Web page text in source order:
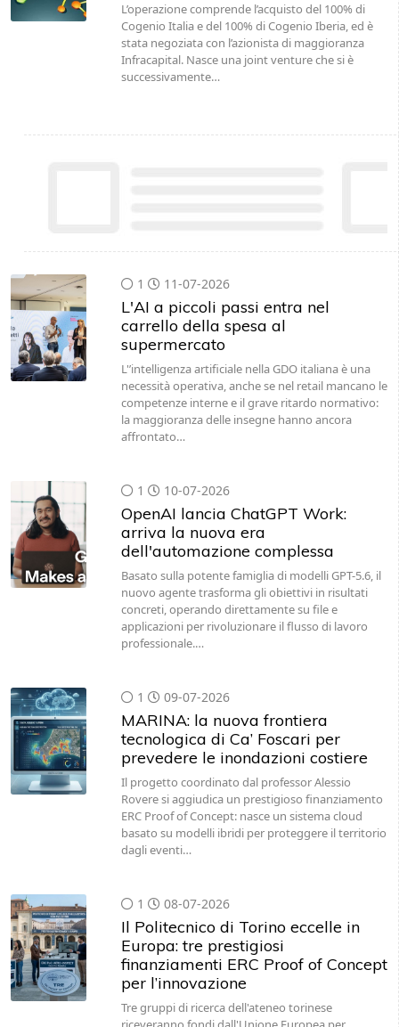
L’operazione comprende l’acquisto del 100% di
Cogenio Italia e del 100% di Cogenio Iberia, ed è
stata negoziata con l’azionista di maggioranza
Infracapital. Nasce una joint venture che si è
successivamente…
1 11-07-2026
L'AI a piccoli passi entra nel
carrello della spesa al
supermercato
L'’intelligenza artificiale nella GDO italiana è una
necessità operativa, anche se nel retail mancano le
competenze interne e il grave ritardo normativo:
la maggioranza delle insegne hanno ancora
affrontato…
1 10-07-2026
OpenAI lancia ChatGPT Work:
arriva la nuova era
dell'automazione complessa
Basato sulla potente famiglia di modelli GPT-5.6, il
nuovo agente trasforma gli obiettivi in risultati
concreti, operando direttamente su file e
applicazioni per rivoluzionare il flusso di lavoro
professionale.…
1 09-07-2026
MARINA: la nuova frontiera
tecnologica di Ca’ Foscari per
prevedere le inondazioni costiere
Il progetto coordinato dal professor Alessio
Rovere si aggiudica un prestigioso finanziamento
ERC Proof of Concept: nasce un sistema cloud
basato su modelli ibridi per proteggere il territorio
dagli eventi…
1 08-07-2026
Il Politecnico di Torino eccelle in
Europa: tre prestigiosi
finanziamenti ERC Proof of Concept
per l’innovazione
Tre gruppi di ricerca dell'ateneo torinese